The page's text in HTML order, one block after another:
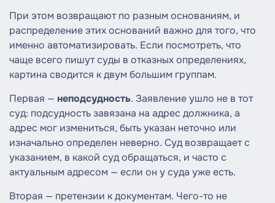
При этом возвращают по разным основаниям, и
распределение этих оснований важно для того, что
именно автоматизировать. Если посмотреть, что
чаще всего пишут суды в отказных определениях,
картина сводится к двум большим группам.
Первая — неподсудность. Заявление ушло не в тот
суд: подсудность завязана на адрес должника, а
адрес мог измениться, быть указан неточно или
изначально определен неверно. Суд возвращает с
указанием, в какой суд обращаться, и часто с
актуальным адресом — если он у суда уже есть.
Вторая — претензии к документам. Чего-то не